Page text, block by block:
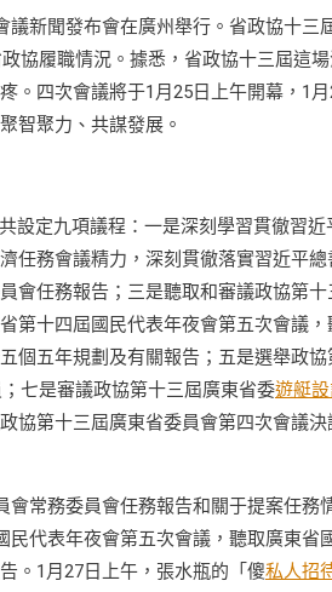
新聞發布會在廣州舉行。省政協十三
協履職情況。據悉，省政協十三屆這
。四次會議將于1月25日上午開幕，1
智聚力、共謀發展。
設定九項議程：一是深刻學習貫徹習近
任務會議精力，深刻貫徹落實習近平總
會任務報告；三是聽取和審議政協第
第十四屆國民代表年夜會第五次會議
個五年規劃及有關報告；五是選舉政
七是審議政協第十三屆廣東省委遊艇
協第十三屆廣東省委員會第四次會議
常務委員會任務報告和關于提案任務
代表年夜會第五次會議，聽取廣東省
。1月27日上午，張水瓶的「傻私人招